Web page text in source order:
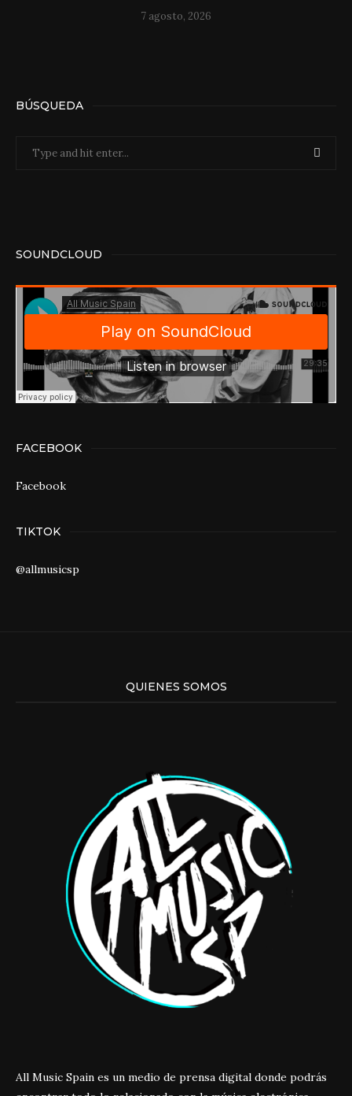
7 agosto, 2026
BÚSQUEDA
SOUNDCLOUD
FACEBOOK
Facebook
TIKTOK
@allmusicsp
QUIENES SOMOS
All Music Spain es un medio de prensa digital donde podrás